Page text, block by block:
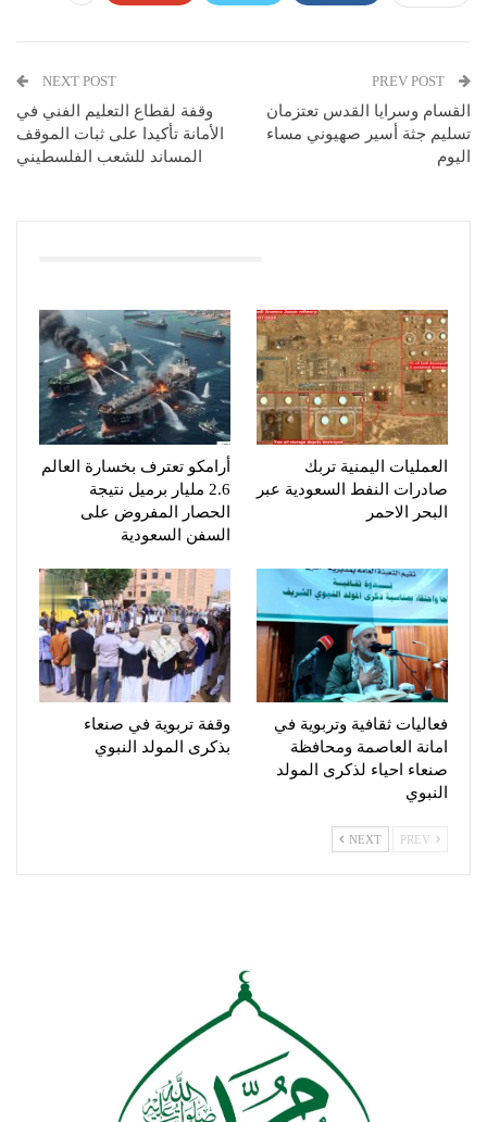
القسام وسرايا القدس تعتزمان
تسليم جثة أسير صهيوني مساء
اليوم
NEXT POST
وقفة لقطاع التعليم الفني في
الأمانة تأكيدا على ثبات الموقف
المساند للشعب الفلسطيني
العمليات اليمنية تربك
صادرات النفط السعودية عبر
البحر الاحمر
أرامكو تعترف بخسارة العالم
2.6 مليار برميل نتيجة
الحصار المفروض على
السفن السعودية
فعاليات ثقافية وتربوية في
امانة العاصمة ومحافظة
صنعاء احياء لذكرى المولد
النبوي
وقفة تربوية في صنعاء
بذكرى المولد النبوي
NEXT